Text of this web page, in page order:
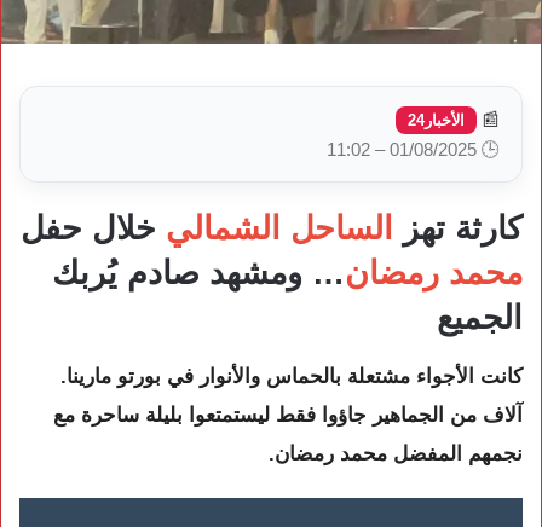
📰 الأخبار24
🕒 01/08/2025 – 11:02
كارثة تهز الساحل الشمالي خلال حفل
محمد رمضان… ومشهد صادم يُربك
الجميع
كانت الأجواء مشتعلة بالحماس والأنوار في بورتو مارينا.
آلاف من الجماهير جاؤوا فقط ليستمتعوا بليلة ساحرة مع
نجمهم المفضل محمد رمضان.